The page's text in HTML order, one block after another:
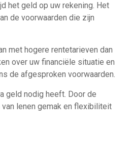
het geld op uw rekening. Het
de voorwaarden die zijn
met hogere rentetarieven dan
over uw financiële situatie en
de afgesproken voorwaarden.
geld nodig heeft. Door de
lenen gemak en flexibiliteit